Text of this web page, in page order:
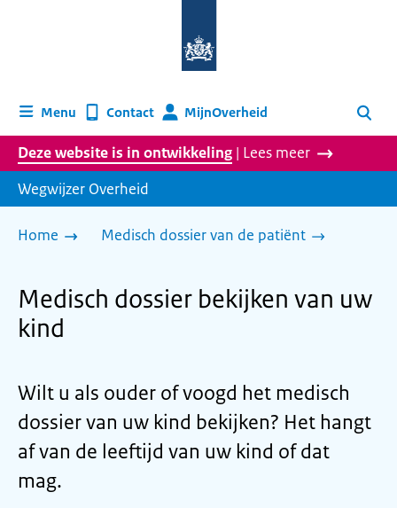
homepage
Menu Contact MijnOverheid Zoeken
Deze website is in ontwikkeling | Lees meer
Wegwijzer Overheid
Home Medisch dossier van de patiënt
Medisch dossier bekijken van uw
kind
Wilt u als ouder of voogd het medisch
dossier van uw kind bekijken? Het hangt
af van de leeftijd van uw kind of dat
mag.